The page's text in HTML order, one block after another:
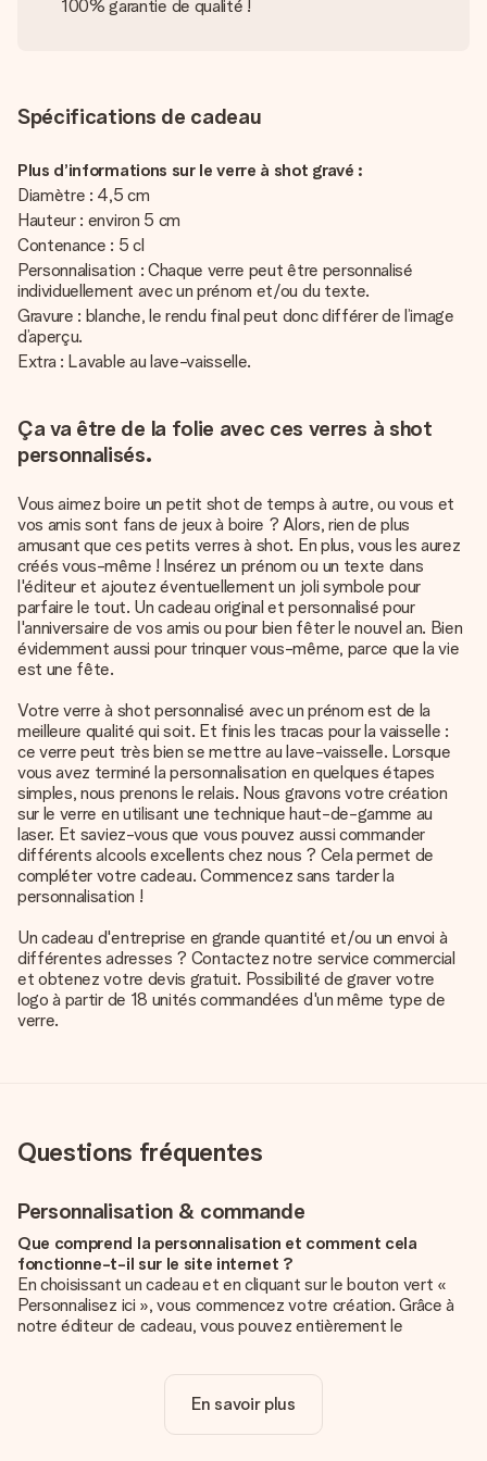
100% garantie de qualité !
Spécifications de cadeau
Plus d’informations sur le verre à shot gravé :
Diamètre : 4,5 cm
Hauteur : environ 5 cm
Contenance : 5 cl
Personnalisation : Chaque verre peut être personnalisé
individuellement avec un prénom et/ou du texte.
Gravure : blanche, le rendu final peut donc différer de l’image
d’aperçu.
Extra : Lavable au lave-vaisselle.
Ça va être de la folie avec ces verres à shot
personnalisés.
Vous aimez boire un petit shot de temps à autre, ou vous et
vos amis sont fans de jeux à boire ? Alors, rien de plus
amusant que ces petits verres à shot. En plus, vous les aurez
créés vous-même ! Insérez un prénom ou un texte dans
l'éditeur et ajoutez éventuellement un joli symbole pour
parfaire le tout. Un cadeau original et personnalisé pour
l'anniversaire de vos amis ou pour bien fêter le nouvel an. Bien
évidemment aussi pour trinquer vous-même, parce que la vie
est une fête.
Votre verre à shot personnalisé avec un prénom est de la
meilleure qualité qui soit. Et finis les tracas pour la vaisselle :
ce verre peut très bien se mettre au lave-vaisselle. Lorsque
vous avez terminé la personnalisation en quelques étapes
simples, nous prenons le relais. Nous gravons votre création
sur le verre en utilisant une technique haut-de-gamme au
laser. Et saviez-vous que vous pouvez aussi commander
différents alcools excellents chez nous ? Cela permet de
compléter votre cadeau. Commencez sans tarder la
personnalisation !
Un cadeau d'entreprise en grande quantité et/ou un envoi à
différentes adresses ? Contactez notre service commercial
et obtenez votre devis gratuit. Possibilité de graver votre
logo à partir de 18 unités commandées d'un même type de
verre.
Questions fréquentes
Personnalisation & commande
Que comprend la personnalisation et comment cela
fonctionne-t-il sur le site internet ?
En choisissant un cadeau et en cliquant sur le bouton vert «
Personnalisez ici », vous commencez votre création. Grâce à
notre éditeur de cadeau, vous pouvez entièrement le
unique pour ajouter une touche finale à votre cadeau.
La personnalisation est-elle comprise dans le prix ?
En savoir plus